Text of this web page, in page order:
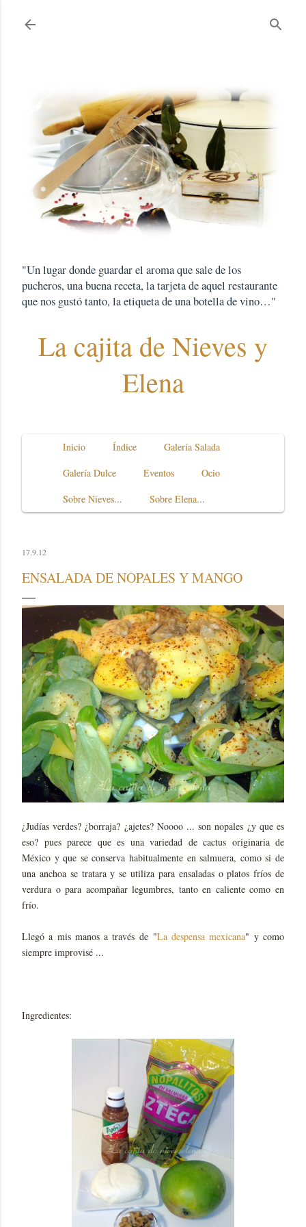
"Un lugar donde guardar el aroma que sale de los
pucheros, una buena receta, la tarjeta de aquel restaurante
que nos gustó tanto, la etiqueta de una botella de vino…"
La cajita de Nieves y
Elena
Inicio Índice
Galería Salada
Galería Dulce
Eventos
Ocio
Sobre Nieves...
Sobre Elena...
17.9.12
ENSALADA DE NOPALES Y MANGO
¿Judías verdes? ¿borraja? ¿ajetes? Noooo ... son nopales ¿y que es
eso? pues parece que es una variedad de cactus originaria de
México y que se conserva habitualmente en salmuera, como si de
una anchoa se tratara y se utiliza para ensaladas o platos fríos de
verdura o para acompañar legumbres, tanto en caliente como en
frío.
Llegó a mis manos a través de "La despensa mexicana" y como
siempre improvisé ...
Ingredientes: